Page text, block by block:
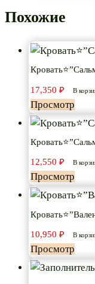
Похожие
17,350 ₽ В
Просмотр
12,550 ₽ В
Просмотр
10,950 ₽ В
Просмотр